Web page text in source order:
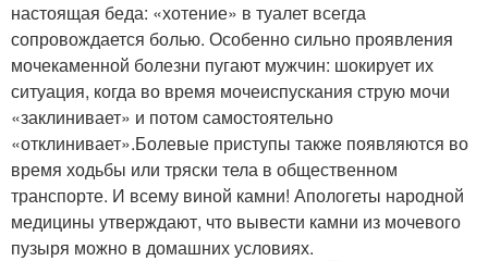
настоящая беда: «хотение» в туалет всегда
сопровождается болью. Особенно сильно проявления
мочекаменной болезни пугают мужчин: шокирует их
ситуация, когда во время мочеиспускания струю мочи
«заклинивает» и потом самостоятельно
«отклинивает».Болевые приступы также появляются во
время ходьбы или тряски тела в общественном
транспорте. И всему виной камни! Апологеты народной
медицины утверждают, что вывести камни из мочевого
пузыря можно в домашних условиях.